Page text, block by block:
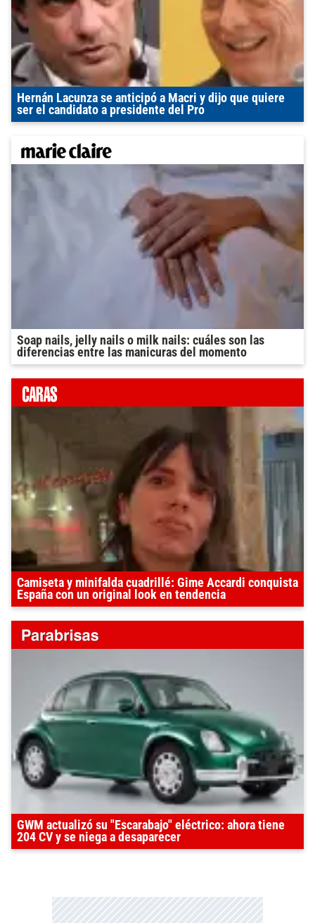
Hernán Lacunza se anticipó a Macri y dijo que quiere
ser el candidato a presidente del Pro
Soap nails, jelly nails o milk nails: cuáles son las
diferencias entre las manicuras del momento
Camiseta y minifalda cuadrillé: Gime Accardi conquista
España con un original look en tendencia
GWM actualizó su "Escarabajo" eléctrico: ahora tiene
204 CV y se niega a desaparecer